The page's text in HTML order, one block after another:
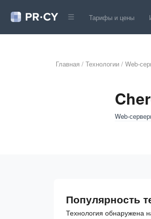
Тарифы и цены
Главная / Технологии / Web-
Web-
Популярность
Технология обнаружена